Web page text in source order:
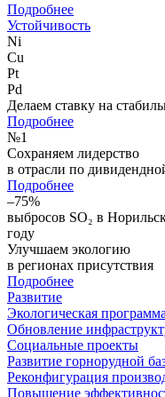
Подробнее
Устойчивость
Ni
Cu
Pt
Pd
Делаем ставку на
Подробнее
№1
Сохраняем лидерство
в отрасли по
Подробнее
–75%
выбросов SO₂ в
году
Улучшаем экологию
в регионах присутствия
Подробнее
Развитие
Экологическая
Обновление
Социальные проекты
Развитие горнорудной
Реконфигурация
Повышение